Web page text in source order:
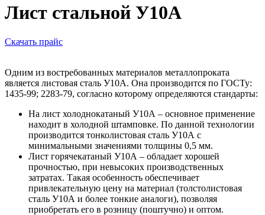
Лист стальной У10А
Скачать прайс
Одним из востребованных материалов металлопроката
является листовая сталь У10А. Она производится по ГОСТу:
1435-99; 2283-79, согласно которому определяются стандарты:
На лист холоднокатаный У10А – основное применение
находит в холодной штамповке. По данной технологии
производится тонколистовая сталь У10А с
минимальными значениями толщины 0,5 мм.
Лист горячекатаный У10А – обладает хорошей
прочностью, при невысоких производственных
затратах. Такая особенность обеспечивает
привлекательную цену на материал (толстолистовая
сталь У10А и более тонкие аналоги), позволяя
приобретать его в розницу (поштучно) и оптом.